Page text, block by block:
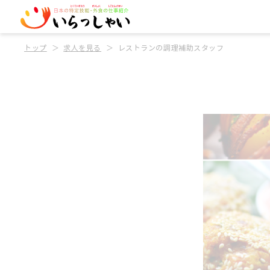
トップ 求人を見る レストランの調理補助スタッフ